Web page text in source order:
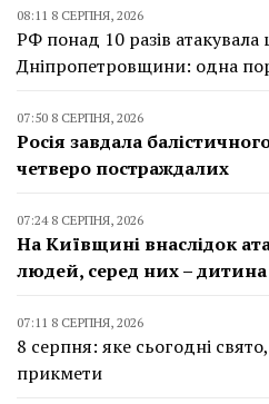
08:11 8 СЕРПНЯ, 2026
РФ понад 10 разів атакувала
Дніпропетровщини: одна
07:50 8 СЕРПНЯ, 2026
Росія завдала
четверо постраждалих
07:24 8 СЕРПНЯ, 2026
На Київщині внаслідок
людей, серед них – дитина
07:11 8 СЕРПНЯ, 2026
8 серпня: яке сьогодні
прикмети